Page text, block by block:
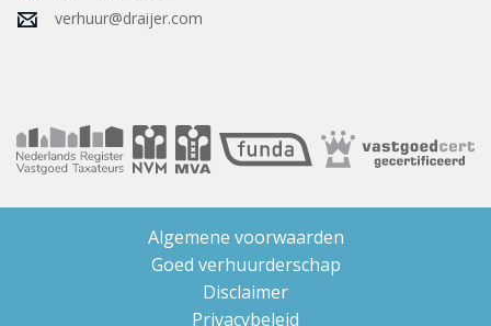
verhuur@draijer.com
Algemene voorwaarden
Goed verhuurderschap
Disclaimer
Privacybeleid